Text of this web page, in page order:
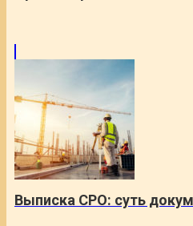
Выписка СРО: суть